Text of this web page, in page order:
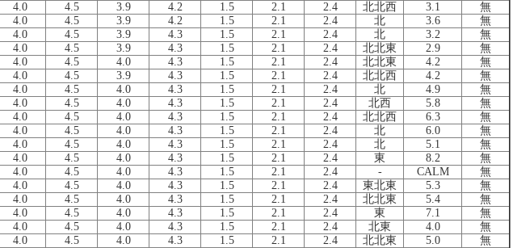
4.0 4.5 3.9 4.2 1.5 2.1 2.4 北北西 3.1
無
4.0 4.5 3.9 4.2 1.5 2.1 2.4 北 3.6
無
4.0 4.5 3.9 4.3 1.5 2.1 2.4 北 3.2
無
4.0 4.5 3.9 4.3 1.5 2.1 2.4 北北東 2.9
無
4.0 4.5 4.0 4.3 1.5 2.1 2.4 北北東 4.2
無
4.0 4.5 3.9 4.3 1.5 2.1 2.4 北北西 4.2
無
4.0 4.5 4.0 4.3 1.5 2.1 2.4 北 4.9
無
4.0 4.5 4.0 4.3 1.5 2.1 2.4 北西 5.8
無
4.0 4.5 4.0 4.3 1.5 2.1 2.4 北北西 6.3
無
4.0 4.5 4.0 4.3 1.5 2.1 2.4 北 6.0
無
4.0 4.5 4.0 4.3 1.5 2.1 2.4 北 5.1
無
4.0 4.5 4.0 4.3 1.5 2.1 2.4 東 8.2
無
4.0 4.5 4.0 4.3 1.5 2.1 2.4 - CALM
無
4.0 4.5 4.0 4.3 1.5 2.1 2.4 東北東 5.3
無
4.0 4.5 4.0 4.3 1.5 2.1 2.4 北北東 5.4
無
4.0 4.5 4.0 4.3 1.5 2.1 2.4 東 7.1
無
4.0 4.5 4.0 4.3 1.5 2.1 2.4 北東 4.0
無
4.0 4.5 4.0 4.3 1.5 2.1 2.4 北北東 5.0
無